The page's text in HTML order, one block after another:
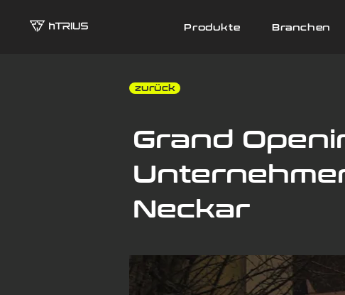
Produkte Branchen
‎ ‎ zurück
Grand
Neckar